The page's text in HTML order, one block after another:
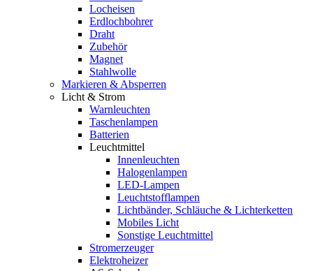
Locheisen
Erdlochbohrer
Draht
Zubehör
Magnet
Stahlwolle
Markieren & Absperren
Licht & Strom
Warnleuchten
Taschenlampen
Batterien
Leuchtmittel
Innenleuchten
Halogenlampen
LED-Lampen
Leuchtstofflampen
Lichtbänder, Schläuche & Lichterketten
Mobiles Licht
Sonstige Leuchtmittel
Stromerzeuger
Elektroheizer